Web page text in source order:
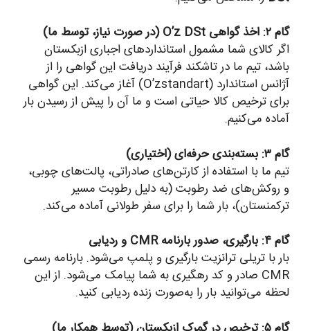
گام ۲: اخذ گواهی O’z DSt (در صورت نیاز، توسط ما)
اگر کالای شما مشمول استانداردهای اجباری ازبکستان
باشد، تیم ما در تاشکند فرآیند دریافت این گواهی را از
آژانس استاندارد (O’zstandart) آغاز می‌کند. این گواهی
برای ترخیص کالا حیاتی است و ما آن را پیش از رسیدن بار
آماده می‌کنیم.
گام ۳: بسته‌بندی حرفه‌ای (اختیاری)
تیم ما با استفاده از کارتن‌های صادراتی، پالت‌های چوبی،
و روکش‌های ضد رطوبت (به دلیل رطوبت مسیر
ترکمنستان)، بار شما را برای سفر طولانی آماده می‌کند.
گام ۴: بارگیری، صدور بارنامه CMR و ردیابی
بار با تریلی ترانزیت بارگیری و پلمپ می‌شود. بارنامه رسمی
CMR صادر و کد رهگیری به شما پیامک می‌شود. از این
لحظه می‌توانید بار را به‌صورت زنده ردیابی کنید.